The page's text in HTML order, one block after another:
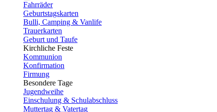
Fahrräder
Geburtstagskarten
Bulli, Camping & Vanlife
Trauerkarten
Geburt und Taufe
Kirchliche Feste
Kommunion
Konfirmation
Firmung
Besondere Tage
Jugendweihe
Einschulung & Schulabschluss
Muttertag & Vatertag